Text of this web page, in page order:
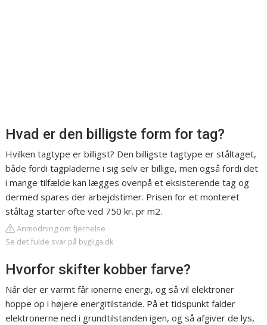
Hvad er den billigste form for tag?
Hvilken tagtype er billigst? Den billigste tagtype er ståltaget,
både fordi tagpladerne i sig selv er billige, men også fordi det
i mange tilfælde kan lægges ovenpå et eksisterende tag og
dermed spares der arbejdstimer. Prisen for et monteret
ståltag starter ofte ved 750 kr. pr m2.
Anmodning om fjernelse
Se det fulde svar på bygliga.dk
Hvorfor skifter kobber farve?
Når der er varmt får ionerne energi, og så vil elektroner
hoppe op i højere energitilstande. På et tidspunkt falder
elektronerne ned i grundtilstanden igen, og så afgiver de lys,